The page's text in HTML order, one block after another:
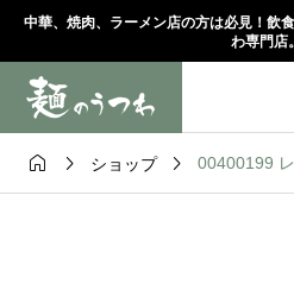
中華、焼肉、ラーメン店の方は必見！飲
わ専門店。
  ショップ  00400199